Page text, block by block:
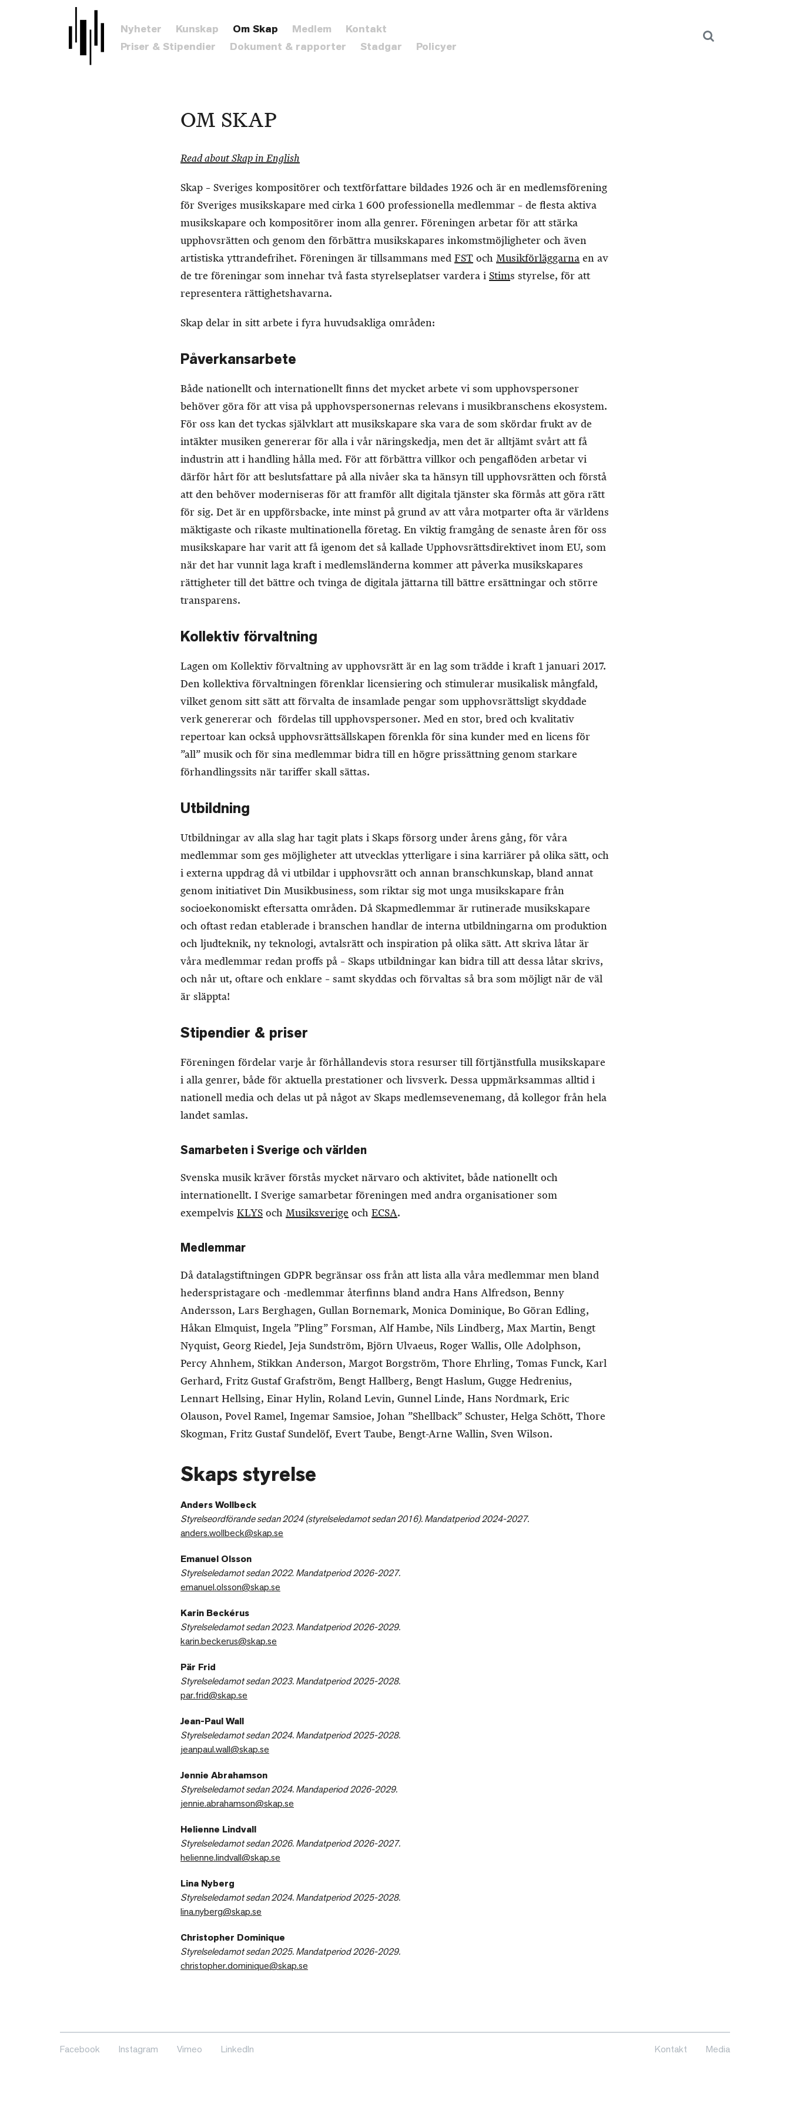
Nyheter Kunskap
Om Skap
Priser & Stipendier
Dokument & rapporter Stadgar Policyer
Medlem Kontakt
OM SKAP
Read about Skap in English
Skap – Sveriges kompositörer och textförfattare bildades 1926 och är en medlemsförening
för Sveriges musikskapare med cirka 1 600 professionella medlemmar – de flesta aktiva
musikskapare och kompositörer inom alla genrer. Föreningen arbetar för att stärka
upphovsrätten och genom den förbättra musikskapares inkomstmöjligheter och även
artistiska yttrandefrihet. Föreningen är tillsammans med FST och Musikförläggarna en av
de tre föreningar som innehar två fasta styrelseplatser vardera i Stims styrelse, för att
representera rättighetshavarna.
Skap delar in sitt arbete i fyra huvudsakliga områden:
Påverkansarbete
Både nationellt och internationellt finns det mycket arbete vi som upphovspersoner
behöver göra för att visa på upphovspersonernas relevans i musikbranschens ekosystem.
För oss kan det tyckas självklart att musikskapare ska vara de som skördar frukt av de
intäkter musiken genererar för alla i vår näringskedja, men det är alltjämt svårt att få
industrin att i handling hålla med. För att förbättra villkor och pengaflöden arbetar vi
därför hårt för att beslutsfattare på alla nivåer ska ta hänsyn till upphovsrätten och förstå
att den behöver moderniseras för att framför allt digitala tjänster ska förmås att göra rätt
för sig. Det är en uppförsbacke, inte minst på grund av att våra motparter ofta är världens
mäktigaste och rikaste multinationella företag. En viktig framgång de senaste åren för oss
musikskapare har varit att få igenom det så kallade Upphovsrättsdirektivet inom EU, som
när det har vunnit laga kraft i medlemsländerna kommer att påverka musikskapares
rättigheter till det bättre och tvinga de digitala jättarna till bättre ersättningar och större
transparens.
Kollektiv förvaltning
Lagen om Kollektiv förvaltning av upphovsrätt är en lag som trädde i kraft 1 januari 2017.
Den kollektiva förvaltningen förenklar licensiering och stimulerar musikalisk mångfald,
vilket genom sitt sätt att förvalta de insamlade pengar som upphovsrättsligt skyddade
verk genererar och fördelas till upphovspersoner. Med en stor, bred och kvalitativ
repertoar kan också upphovsrättsällskapen förenkla för sina kunder med en licens för
”all” musik och för sina medlemmar bidra till en högre prissättning genom starkare
förhandlingssits när tariffer skall sättas.
Utbildning
Utbildningar av alla slag har tagit plats i Skaps försorg under årens gång, för våra
medlemmar som ges möjligheter att utvecklas ytterligare i sina karriärer på olika sätt, och
i externa uppdrag då vi utbildar i upphovsrätt och annan branschkunskap, bland annat
genom initiativet Din Musikbusiness, som riktar sig mot unga musikskapare från
socioekonomiskt eftersatta områden. Då Skapmedlemmar är rutinerade musikskapare
och oftast redan etablerade i branschen handlar de interna utbildningarna om produktion
och ljudteknik, ny teknologi, avtalsrätt och inspiration på olika sätt. Att skriva låtar är
våra medlemmar redan proffs på – Skaps utbildningar kan bidra till att dessa låtar skrivs,
och når ut, oftare och enklare – samt skyddas och förvaltas så bra som möjligt när de väl
är släppta!
Stipendier & priser
Föreningen fördelar varje år förhållandevis stora resurser till förtjänstfulla musikskapare
i alla genrer, både för aktuella prestationer och livsverk. Dessa uppmärksammas alltid i
nationell media och delas ut på något av Skaps medlemsevenemang, då kollegor från hela
landet samlas.
Samarbeten i Sverige och världen
Svenska musik kräver förstås mycket närvaro och aktivitet, både nationellt och
internationellt. I Sverige samarbetar föreningen med andra organisationer som
exempelvis KLYS och Musiksverige och ECSA.
Medlemmar
Då datalagstiftningen GDPR begränsar oss från att lista alla våra medlemmar men bland
hederspristagare och -medlemmar återfinns bland andra Hans Alfredson, Benny
Andersson, Lars Berghagen, Gullan Bornemark, Monica Dominique, Bo Göran Edling,
Håkan Elmquist, Ingela ”Pling” Forsman, Alf Hambe, Nils Lindberg, Max Martin, Bengt
Nyquist, Georg Riedel, Jeja Sundström, Björn Ulvaeus, Roger Wallis, Olle Adolphson,
Percy Ahnhem, Stikkan Anderson, Margot Borgström, Thore Ehrling, Tomas Funck, Karl
Gerhard, Fritz Gustaf Grafström, Bengt Hallberg, Bengt Haslum, Gugge Hedrenius,
Lennart Hellsing, Einar Hylin, Roland Levin, Gunnel Linde, Hans Nordmark, Eric
Olauson, Povel Ramel, Ingemar Samsioe, Johan ”Shellback” Schuster, Helga Schött, Thore
Skogman, Fritz Gustaf Sundelöf, Evert Taube, Bengt-Arne Wallin, Sven Wilson.
Skaps styrelse
Anders Wollbeck
Styrelseordförande sedan 2024 (styrelseledamot sedan 2016). Mandatperiod 2024-2027.
anders.wollbeck@skap.se
Emanuel Olsson
Styrelseledamot sedan 2022. Mandatperiod 2026-2027.
emanuel.olsson@skap.se
Karin Beckérus
Styrelseledamot sedan 2023. Mandatperiod 2026-2029.
karin.beckerus@skap.se
Pär Frid
Styrelseledamot sedan 2023. Mandatperiod 2025-2028.
par.frid@skap.se
Jean-Paul Wall
Styrelseledamot sedan 2024. Mandatperiod 2025-2028.
jeanpaul.wall@skap.se
Jennie Abrahamson
Styrelseledamot sedan 2024. Mandaperiod 2026-2029.
jennie.abrahamson@skap.se
Helienne Lindvall
Styrelseledamot sedan 2026. Mandatperiod 2026-2027.
helienne.lindvall@skap.se
Lina Nyberg
Styrelseledamot sedan 2024.Mandatperiod 2025-2028.
lina.nyberg@skap.se
Christopher Dominique
Styrelseledamot sedan 2025. Mandatperiod 2026-2029.
christopher.dominique@skap.se
Facebook Instagram Vimeo LinkedIn Kontakt Media